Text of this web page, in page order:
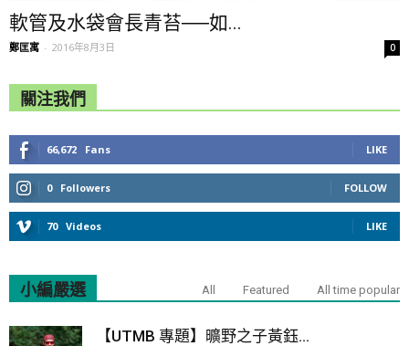
軟管及水袋會長青苔──如...
鄭匡寓 - 2016年8月3日 0
關注我們
66,672 Fans LIKE
0 Followers FOLLOW
70 Videos LIKE
小編嚴選 All Featured All time popular
【UTMB 專題】曠野之子黃鈺...